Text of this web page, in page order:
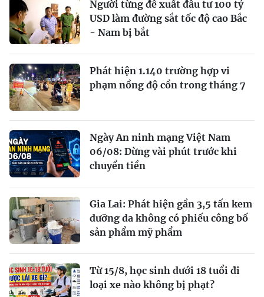
Người từng đề xuất đầu tư 100 tỷ
USD làm đường sắt tốc độ cao Bắc
- Nam bị bắt
Phát hiện 1.140 trường hợp vi
phạm nồng độ cồn trong tháng 7
Ngày An ninh mạng Việt Nam
06/08: Dừng vài phút trước khi
chuyển tiền
Gia Lai: Phát hiện gần 3,5 tấn kem
dưỡng da không có phiếu công bố
sản phẩm mỹ phẩm
Từ 15/8, học sinh dưới 18 tuổi đi
loại xe nào không bị phạt?